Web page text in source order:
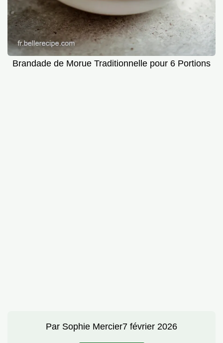
Brandade de Morue Traditionnelle pour 6 Portions
Par Sophie Mercier7 février 2026